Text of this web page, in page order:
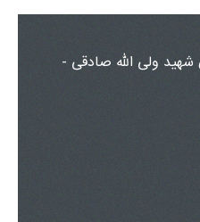
شهید ولی الله صادقی -